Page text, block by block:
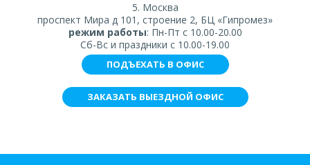
5. Москва
проспект Мира д 101, строение 2, БЦ «Гипромез»
режим работы: Пн-Пт с 10.00-20.00
Сб-Вс и праздники с 10.00-19.00
ПОДЪЕХАТЬ В ОФИС
ЗАКАЗАТЬ ВЫЕЗДНОЙ ОФИС